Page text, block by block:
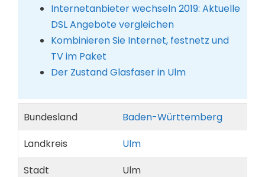
Internetanbieter wechseln 2019: Aktuelle
DSL Angebote vergleichen
Kombinieren Sie Internet, festnetz und
TV im Paket
Der Zustand Glasfaser in Ulm
Bundesland
Baden-Württemberg
Landkreis
Ulm
Stadt
Ulm